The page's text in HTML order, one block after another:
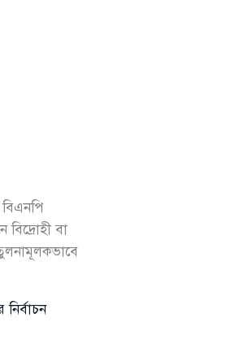
বিএনপি
বা
তুলনামূলকভাবে